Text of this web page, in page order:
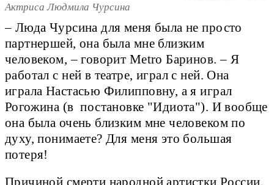
Актриса Людмила Чурсина
– Люда Чурсина для меня была не просто
партнершей, она была мне близким
человеком, – говорит Metro Баринов. – Я
работал с ней в театре, играл с ней. Она
играла Настасью Филипповну, а я играл
Рогожина (в постановке "Идиота"). И вообще
она была очень близким мне человеком по
духу, понимаете? Для меня это большая
потеря!
Причиной смерти народной артистки России,